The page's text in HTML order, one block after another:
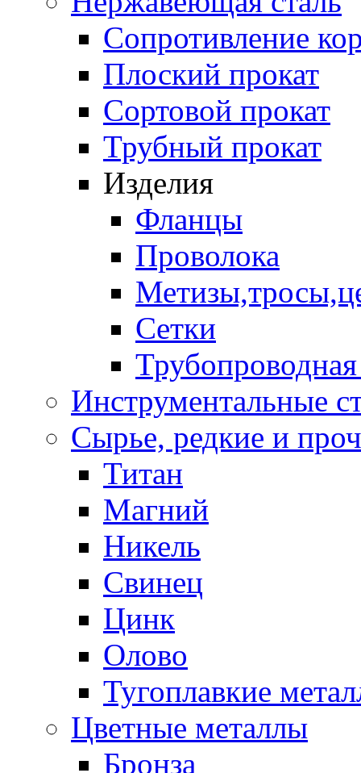
Сопротивление
Плоский прокат
Сортовой прокат
Трубный прокат
Изделия
Фланцы
Проволока
Сетки
Инструментальные
Сырье, редкие и
Титан
Магний
Никель
Свинец
Цинк
Олово
Тугоплавкие
Цветные металлы
Бронза